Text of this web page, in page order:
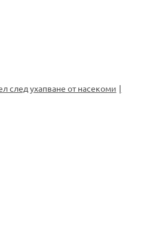
след ухапване от насекоми